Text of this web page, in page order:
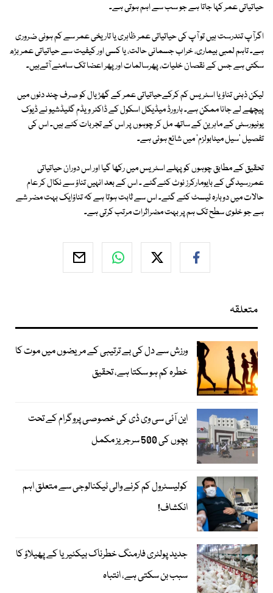
حیاتیاتی عمر کہا جاتا ہے جو سب سے اہم ہوتی ہے۔
اگرآپ تندرست ہیں تو آپ کی حیاتیاتی عمر ظاہری یا تاریخی عمر سے کم ہونی ضروری
ہے۔ تاہم لمبی بیماری، خراب جسمانی حالت، یا کسی اور کیفیت سے حیاتیاتی عمر بڑھ
سکتی ہے جس کے نقصان خلیات، پھرسالمات اور پھر اعضا تک سامنے آتےہیں۔
لیکن ذہنی تناؤ یا اسٹریس کم کرکےحیاتیاتی عمر کے گھڑیال کو صرف چند دنوں میں
پیچھے لے جانا ممکن ہے۔ ہارورڈ میڈیکل اسکول کے ڈاکٹر ویڈم گلیڈشیو نے ڈیوک
یونیورسٹی کے ماہرین کے ساتھ مل کر چوہوں پر اس کے تجربات کئے ہیں۔ اس کی
تفصیل 'سیل میٹابولزم' میں شائع ہوئی ہے۔
تحقیق کے مطابق چوہوں کو پہلے اسٹریس میں رکھا گیا اور اس دوران حیاتیاتی
عمررسیدگی کے بایومارکرز نوٹ کئےگئے ۔ اس کے بعد انہیں تناؤ سے نکال کر عام
حالات میں دوبارہ ٹیسٹ کئے گئے۔ اس سے ثابت ہوتا ہے کہ تناؤایک بہت مضر شے
ہے جو خلوی سطح تک ہم پر بہت مضراثرات مرتب کرتی ہے۔
متعلقہ
ورزش سے دل کی بے ترتیبی کے مریضوں میں موت کا
خطرہ کم ہو سکتا ہے، تحقیق
این آئی سی وی ڈی کی خصوصی پروگرام کے تحت
بچوں کی 500 سرجریز مکمل
کولیسٹرول کم کرنے والی ٹیکنالوجی سے متعلق اہم
انکشاف!
جدید پولٹری فارمنگ خطرناک بیکٹیریا کے پھیلاؤ کا
سبب بن سکتی ہے، انتباہ